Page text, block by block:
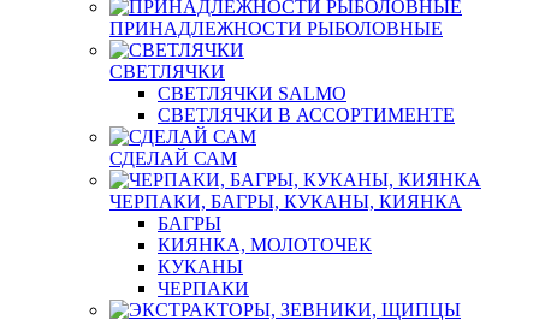
ПРИНАДЛЕЖНОСТИ РЫБОЛОВНЫЕ
СВЕТЛЯЧКИ
СВЕТЛЯЧКИ SALMO
СВЕТЛЯЧКИ В АССОРТИМЕНТЕ
СДЕЛАЙ САМ
ЧЕРПАКИ, БАГРЫ, КУКАНЫ, КИЯНКА
БАГРЫ
КИЯНКА, МОЛОТОЧЕК
КУКАНЫ
ЧЕРПАКИ